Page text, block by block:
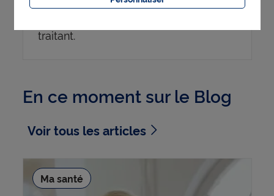
traitant.
En ce moment sur le Blog
Voir tous les articles
Ma santé